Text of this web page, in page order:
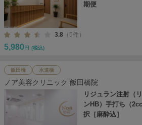
期便
3.8 （5件）
5,980 円 (税込)
飯田橋 水道橋
ノア美容クリニック 飯田橋院
リジュラン注射（
ンHB）手打ち（
択［麻酔込］